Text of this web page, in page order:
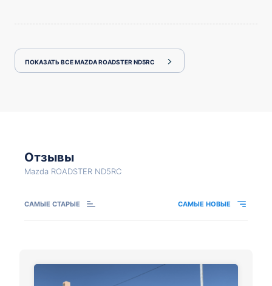
ПОКАЗАТЬ ВСЕ MAZDA ROADSTER ND5RC
Отзывы
Mazda ROADSTER ND5RC
САМЫЕ СТАРЫЕ САМЫЕ НОВЫЕ